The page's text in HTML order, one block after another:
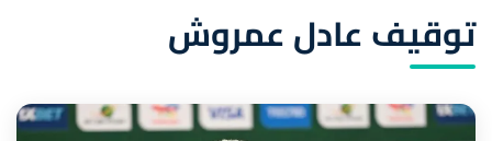
توقيف عادل عمروش